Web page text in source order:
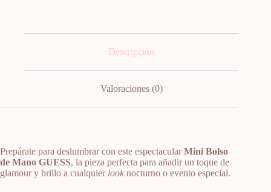
Descripción
Valoraciones (0)
Prepárate para deslumbrar con este espectacularMini Bolso
de Mano GUESS, la pieza perfecta para añadir un toque de
glamour y brillo a cualquier look nocturno o evento especial.